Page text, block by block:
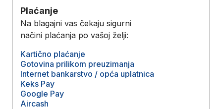
Plaćanje
Na blagajni vas čekaju sigurni
načini plaćanja po vašoj želji:
Kartično plaćanje
Gotovina prilikom preuzimanja
Internet bankarstvo / opća uplatnica
Keks Pay
Google Pay
Aircash